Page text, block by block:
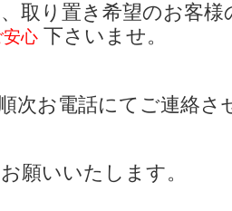
取り置き希望のお客
安心 下さいませ。
次お電話にてご連絡
願いいたします。